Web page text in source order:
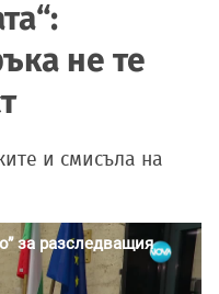
не те
и смисъла на